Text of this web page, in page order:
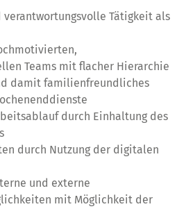
verantwortungsvolle Tätigkeit als
Teams mit flacher Hierarchie
damit familienfreundliches
durch Einhaltung des
durch Nutzung der digitalen
und externe
mit Möglichkeit der